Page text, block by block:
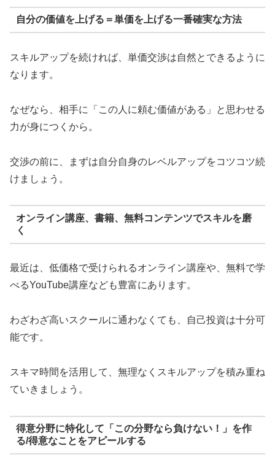
自分の価値を上げる＝単価を上げる一番確実な方法
スキルアップを続ければ、単価交渉は自然とできるように
なります。
なぜなら、相手に「この人に頼む価値がある」と思わせる
力が身につくから。
交渉の前に、まずは自分自身のレベルアップをコツコツ続
けましょう。
オンライン講座、書籍、無料コンテンツでスキルを磨
く
最近は、低価格で受けられるオンライン講座や、無料で学
べるYouTube講座なども豊富にあります。
わざわざ高いスクールに通わなくても、自己投資は十分可
能です。
スキマ時間を活用して、無理なくスキルアップを積み重ね
ていきましょう。
得意分野に特化して「この分野なら負けない！」を作
る/得意なことをアピールする